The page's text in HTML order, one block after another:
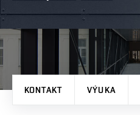
KONTAKT VÝUKA